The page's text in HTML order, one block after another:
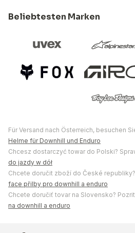
Beliebtesten Marken
Für Versand nach Österreich, besuchen
Helme für Downhill und Enduro
Chcesz dostarczyć towar do Polski?
do jazdy w dół
Chcete doručit zboží do České
face přilby pro downhill a enduro
Chcete doručiť tovar na Slovensko?
na downhill a enduro